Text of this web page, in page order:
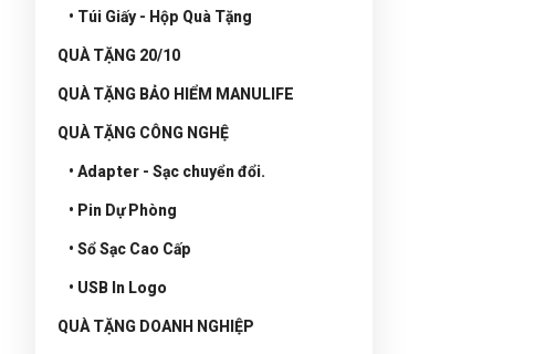
• Túi Giấy - Hộp Quà Tặng
QUÀ TẶNG 20/10
QUÀ TẶNG BẢO HIỂM MANULIFE
QUÀ TẶNG CÔNG NGHỆ
• Adapter - Sạc chuyển đổi.
• Pin Dự Phòng
• Sổ Sạc Cao Cấp
• USB In Logo
QUÀ TẶNG DOANH NGHIỆP